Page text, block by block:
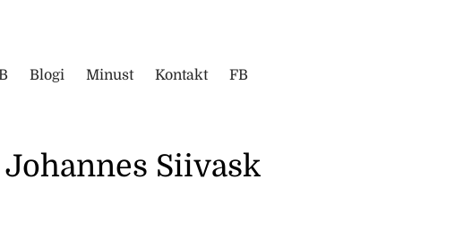
Blogi Minust Kontakt FB
Johannes Siivask